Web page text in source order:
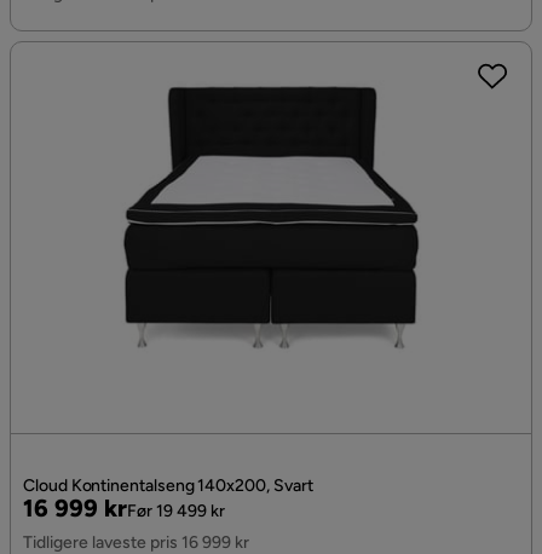
Cloud Kontinentalseng 140x200, Svart
Pris
16 999 kr
Original
Pris
Før 19 499 kr
Tidligere laveste pris 16 999 kr